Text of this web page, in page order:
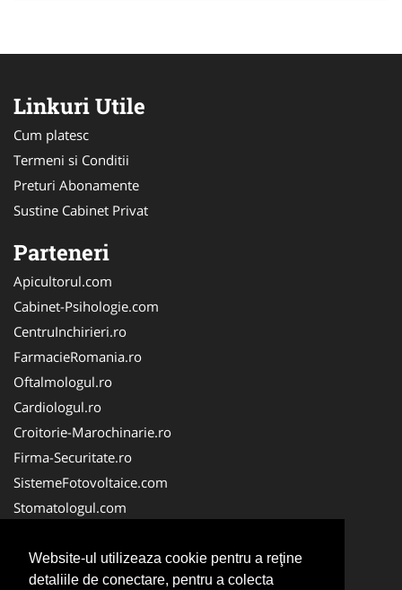
Website-ul utilizeaza cookie pentru a reţine
detaliile de conectare, pentru a colecta
Linkuri Utile
Cum platesc
Termeni si Conditii
Preturi Abonamente
Sustine Cabinet Privat
Parteneri
Apicultorul.com
Cabinet-Psihologie.com
CentruInchirieri.ro
FarmacieRomania.ro
Oftalmologul.ro
Cardiologul.ro
Croitorie-Marochinarie.ro
Firma-Securitate.ro
SistemeFotovoltaice.com
Stomatologul.com
Birouri-Cadastru.ro
Cabinet-Individual.ro